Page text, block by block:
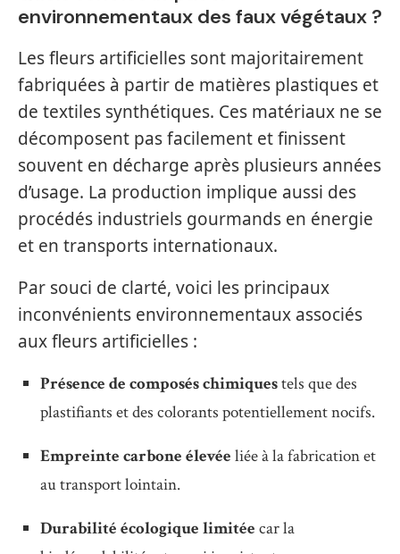
environnementaux des faux végétaux ?
Les fleurs artificielles sont majoritairement
fabriquées à partir de matières plastiques et
de textiles synthétiques. Ces matériaux ne se
décomposent pas facilement et finissent
souvent en décharge après plusieurs années
d’usage. La production implique aussi des
procédés industriels gourmands en énergie
et en transports internationaux.
Par souci de clarté, voici les principaux
inconvénients environnementaux associés
aux fleurs artificielles :
Présence de composés chimiquestels que des
plastifiants et des colorants potentiellement nocifs.
Empreinte carbone élevée liée à la fabrication et
au transport lointain.
Durabilité écologique limitée car la